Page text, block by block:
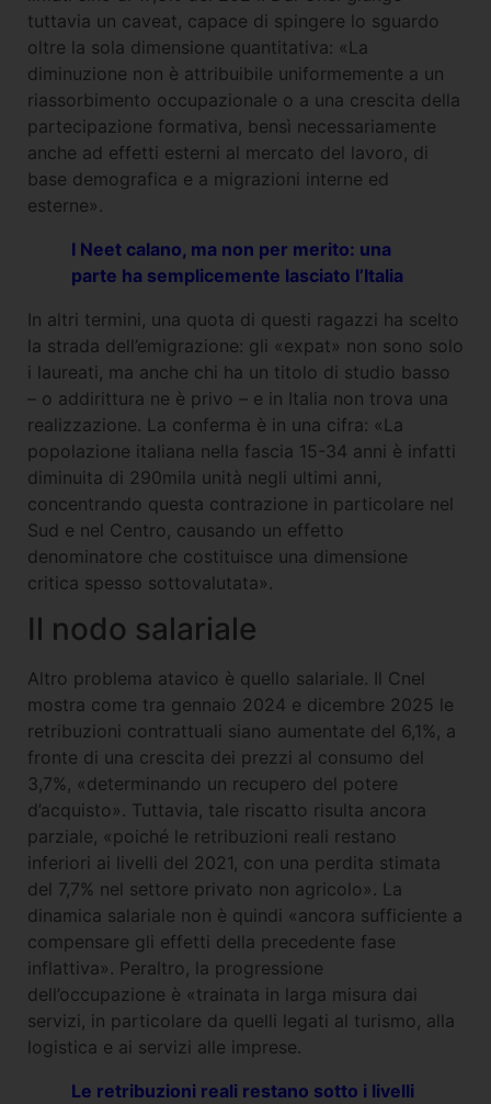
tuttavia un caveat, capace di spingere lo sguardo
oltre la sola dimensione quantitativa: «La
diminuzione non è attribuibile uniformemente a un
riassorbimento occupazionale o a una crescita della
partecipazione formativa, bensì necessariamente
anche ad effetti esterni al mercato del lavoro, di
base demografica e a migrazioni interne ed
esterne».
I Neet calano, ma non per merito: una
parte ha semplicemente lasciato l’Italia
In altri termini, una quota di questi ragazzi ha scelto
la strada dell’emigrazione: gli «expat» non sono solo
i laureati, ma anche chi ha un titolo di studio basso
– o addirittura ne è privo – e in Italia non trova una
realizzazione. La conferma è in una cifra: «La
popolazione italiana nella fascia 15-34 anni è infatti
diminuita di 290mila unità negli ultimi anni,
concentrando questa contrazione in particolare nel
Sud e nel Centro, causando un effetto
denominatore che costituisce una dimensione
critica spesso sottovalutata».
Il nodo salariale
Altro problema atavico è quello salariale. Il Cnel
mostra come tra gennaio 2024 e dicembre 2025 le
retribuzioni contrattuali siano aumentate del 6,1%, a
fronte di una crescita dei prezzi al consumo del
3,7%, «determinando un recupero del potere
d’acquisto». Tuttavia, tale riscatto risulta ancora
parziale, «poiché le retribuzioni reali restano
inferiori ai livelli del 2021, con una perdita stimata
del 7,7% nel settore privato non agricolo». La
dinamica salariale non è quindi «ancora sufficiente a
compensare gli effetti della precedente fase
inflattiva». Peraltro, la progressione
dell’occupazione è «trainata in larga misura dai
servizi, in particolare da quelli legati al turismo, alla
logistica e ai servizi alle imprese.
Le retribuzioni reali restano sotto i livelli